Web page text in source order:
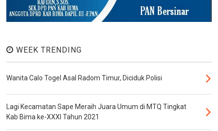
WEEK TRENDING
Wanita Calo Togel Asal Radom Timur, Diciduk Polisi
Lagi Kecamatan Sape Meraih Juara Umum di MTQ Tingkat
Kab Bima ke-XXXI Tahun 2021